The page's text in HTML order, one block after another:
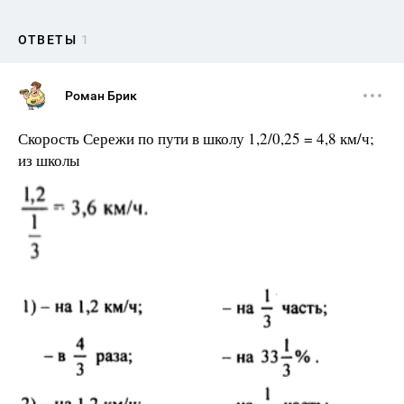
ОТВЕТЫ 1
Роман Брик
Скорость Сережи по пути в школу 1,2/0,25 = 4,8 км/ч;
из школы